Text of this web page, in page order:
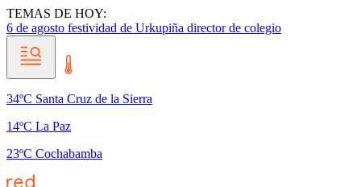
TEMAS DE HOY:
6 de agosto festividad de Urkupiña director de colegio
34ºC Santa Cruz de la Sierra
14ºC La Paz
23ºC Cochabamba